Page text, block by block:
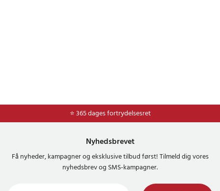
⭐ 365 dages fortrydelsesret
⭐ Nem og sikker betaling med mobilepay og dankort
Nyhedsbrevet
Få nyheder, kampagner og eksklusive tilbud først! Tilmeld dig vores
nyhedsbrev og SMS-kampagner.